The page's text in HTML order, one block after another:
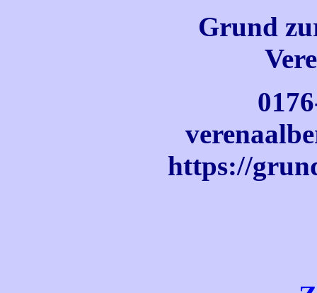
Grund
https://